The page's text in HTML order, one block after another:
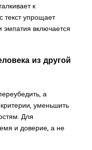
к
текст упрощает
эмпатия включается
из другой
а
уменьшить
Для
и доверие, а не